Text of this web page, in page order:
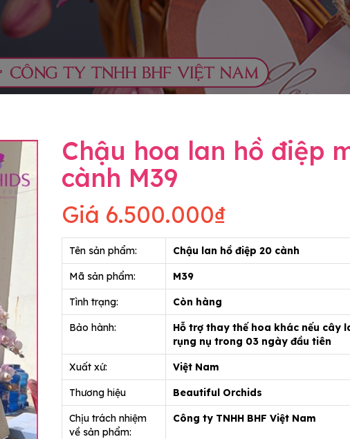
Chậu hoa lan hồ điệp
cành M39
Giá 6.500.000₫
Tên sản phẩm: Chậu lan hồ điệp 20 cành
Mã sản phẩm: M39
Tình trạng: Còn hàng
Bảo hành:
Hỗ trợ thay thế hoa khác nếu cây
rụng nụ trong 03 ngày đầu tiên
Xuất xứ: Việt Nam
Thương hiệu Beautiful Orchids
Chịu trách nhiệm
về sản phẩm:
Công ty TNHH BHF Việt Nam